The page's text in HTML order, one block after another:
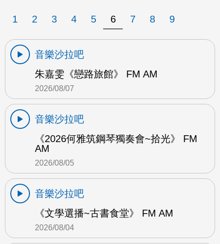
1 2 3 4 5 6 7 8 9
音樂沙拉吧
朱嘉雯《戀路旅館》 FM AM
2026/08/07
音樂沙拉吧
《2026何雅筑鋼琴獨奏會~拾光》 FM
AM
2026/08/05
音樂沙拉吧
《文學選播~古書食堂》 FM AM
2026/08/04